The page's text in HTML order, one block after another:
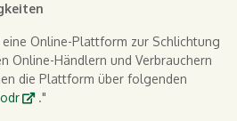
Online-Plattform zur Schlichtung
Online-Händlern und Verbrauchern
die Plattform über folgenden
."